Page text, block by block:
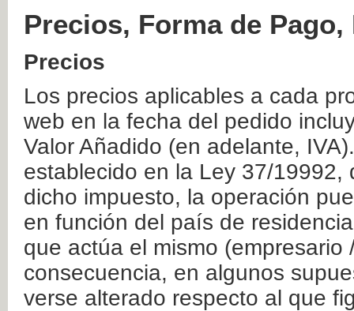
Precios, Forma de
Precios
Los precios aplicables a cada
web en la fecha del pedido
Valor Añadido (en adelante,
establecido en la Ley 37/
dicho impuesto, la operación
en función del país de
que actúa el mismo
consecuencia, en algunos
verse alterado respecto al que